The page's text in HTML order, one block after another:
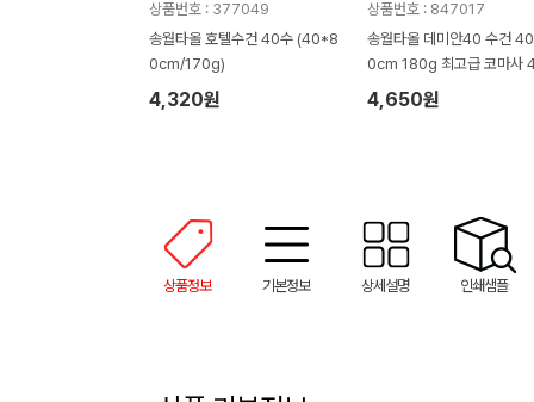
상품번호 : 377049
송월타올 호텔수건 40수 (40*8
0cm/170g)
4,320원
상품번호 : 847017
송월타올 데미안40 수건
0cm 180g 최고급 코마사
수
4,650원
상품정보 기본정보 상세설명 인쇄샘플